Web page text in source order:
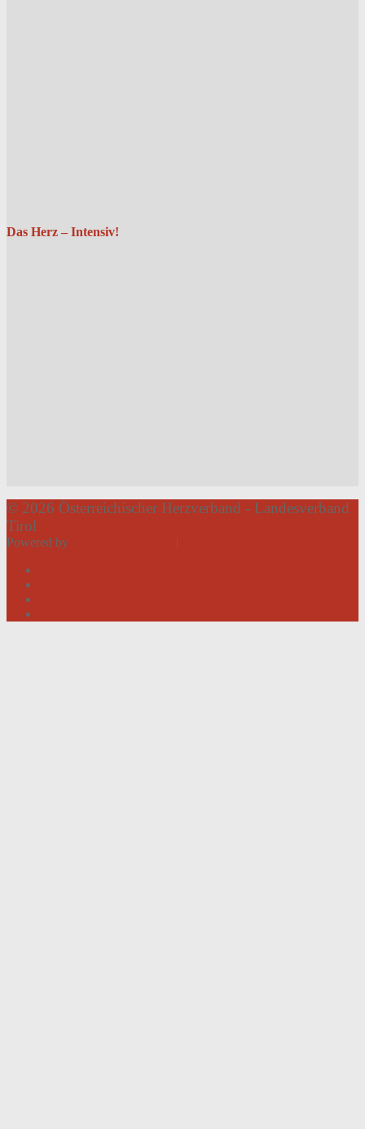
Das Herz – Intensiv!
© 2026 Österreichischer Herzverband - Landesverband
Tirol
Powered by |